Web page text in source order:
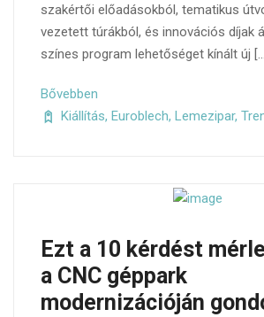
szakértői előadásokból, tematikus
vezetett túrákból, és innovációs díjak
színes program lehetőséget kínált új
Bővebben
Kiállítás, Euroblech, Lemezipar,
Ezt a 10 kérdést
a CNC géppark
modernizációján